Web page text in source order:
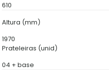
610
Altura (mm)
1970
Prateleiras (unid)
04 + base